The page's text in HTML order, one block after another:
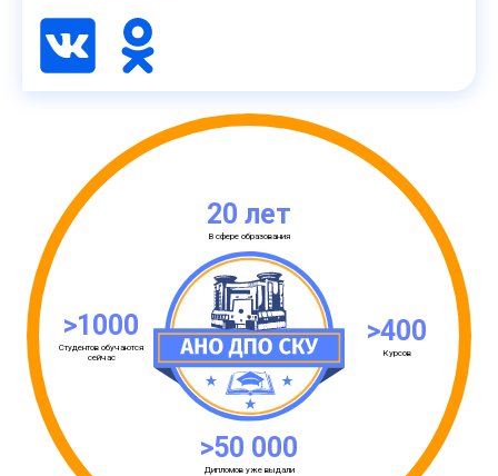
20 лет
В сфере образования
>1000
Студентов обучаются
сейчас
>400
Курсов
>50 000
Дипломов уже выдали